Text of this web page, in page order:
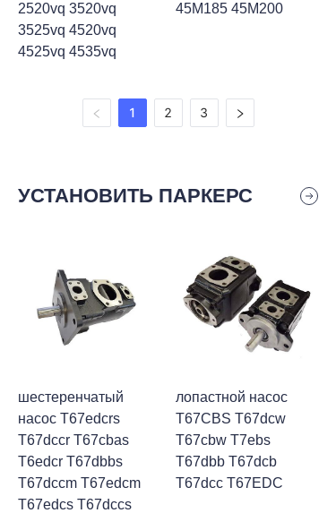
2520vq 3520vq
3525vq 4520vq
4525vq 4535vq
45M185 45M200
1 2 3
УСТАНОВИТЬ ПАРКЕРС
шестеренчатый
насос T67edcrs
T67dccr T67cbas
T6edcr T67dbbs
T67dccm T67edcm
T67edcs T67dccs
лопастной насос
T67CBS T67dcw
T67cbw T7ebs
T67dbb T67dcb
T67dcc T67EDC